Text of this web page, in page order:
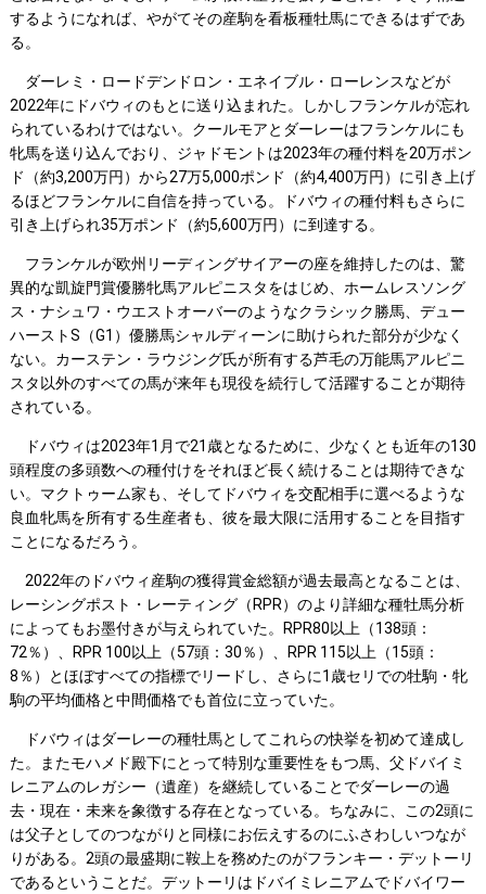
するようになれば、やがてその産駒を看板種牡馬にできるはずであ
る。
ダーレミ・ロードデンドロン・エネイブル・ローレンスなどが
2022年にドバウィのもとに送り込まれた。しかしフランケルが忘れ
られているわけではない。クールモアとダーレーはフランケルにも
牝馬を送り込んでおり、ジャドモントは2023年の種付料を20万ポン
ド（約3,200万円）から27万5,000ポンド（約4,400万円）に引き上げ
るほどフランケルに自信を持っている。ドバウィの種付料もさらに
引き上げられ35万ポンド（約5,600万円）に到達する。
フランケルが欧州リーディングサイアーの座を維持したのは、驚
異的な凱旋門賞優勝牝馬アルピニスタをはじめ、ホームレスソング
ス・ナシュワ・ウエストオーバーのようなクラシック勝馬、デュー
ハーストS（G1）優勝馬シャルディーンに助けられた部分が少なく
ない。カーステン・ラウジング氏が所有する芦毛の万能馬アルピニ
スタ以外のすべての馬が来年も現役を続行して活躍することが期待
されている。
ドバウィは2023年1月で21歳となるために、少なくとも近年の130
頭程度の多頭数への種付けをそれほど長く続けることは期待できな
い。マクトゥーム家も、そしてドバウィを交配相手に選べるような
良血牝馬を所有する生産者も、彼を最大限に活用することを目指す
ことになるだろう。
2022年のドバウィ産駒の獲得賞金総額が過去最高となることは、
レーシングポスト・レーティング（RPR）のより詳細な種牡馬分析
によってもお墨付きが与えられていた。RPR80以上（138頭：
72％）、RPR 100以上（57頭：30％）、RPR 115以上（15頭：
8％）とほぼすべての指標でリードし、さらに1歳セリでの牡駒・牝
駒の平均価格と中間価格でも首位に立っていた。
ドバウィはダーレーの種牡馬としてこれらの快挙を初めて達成し
た。またモハメド殿下にとって特別な重要性をもつ馬、父ドバイミ
レニアムのレガシー（遺産）を継続していることでダーレーの過
去・現在・未来を象徴する存在となっている。ちなみに、この2頭に
は父子としてのつながりと同様にお伝えするのにふさわしいつなが
りがある。2頭の最盛期に鞍上を務めたのがフランキー・デットーリ
であるということだ。デットーリはドバイミレニアムでドバイワー